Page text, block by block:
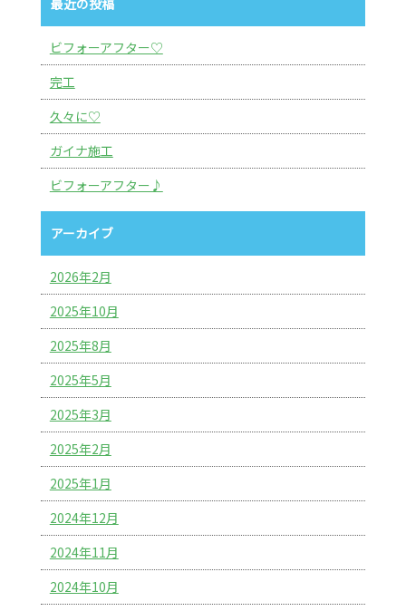
最近の投稿
ビフォーアフター♡
完工
久々に♡
ガイナ施工
ビフォーアフター♪
アーカイブ
2026年2月
2025年10月
2025年8月
2025年5月
2025年3月
2025年2月
2025年1月
2024年12月
2024年11月
2024年10月